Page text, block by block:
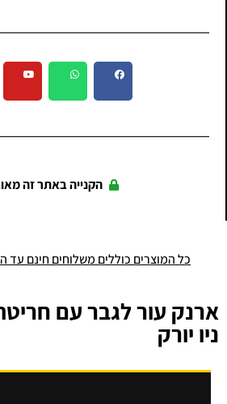
הקנייה באתר זה
כל המוצרים כוללים משלוחים חינם עד הבית תוך 2
ארנק עור לגבר עם
ניו יורק